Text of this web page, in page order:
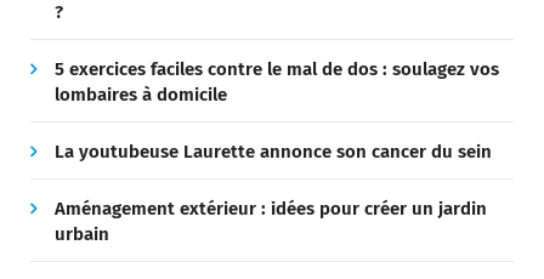
?
5 exercices faciles contre le mal de dos : soulagez vos
lombaires à domicile
La youtubeuse Laurette annonce son cancer du sein
Aménagement extérieur : idées pour créer un jardin
urbain